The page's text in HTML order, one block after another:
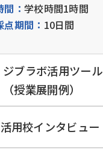
： 学校時間1時間
期間： 10日間
ジブラボ活用ツール
（授業展開例）
活用校インタビュー